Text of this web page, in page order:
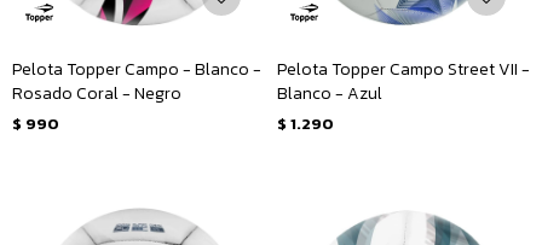
Pelota Topper Campo - Blanco -
Rosado Coral - Negro
$ 990
Pelota Topper Campo Street VII -
Blanco - Azul
$ 1.290